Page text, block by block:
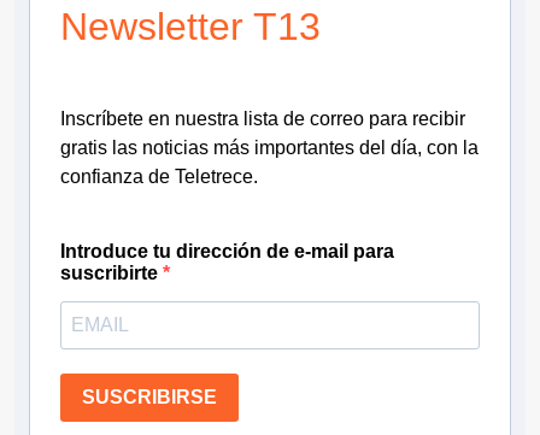
Newsletter T13
Inscríbete en nuestra lista de correo para recibir
gratis las noticias más importantes del día, con la
confianza de Teletrece.
Introduce tu dirección de e-mail para
suscribirte
SUSCRIBIRSE